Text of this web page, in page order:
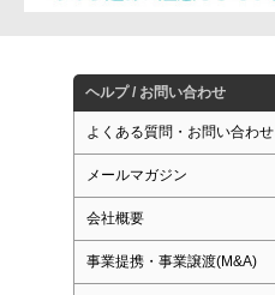
ヘルプ / お問い合わせ
よくある質問・お問い合わせ
メールマガジン
会社概要
事業提携・事業譲渡(M&A)